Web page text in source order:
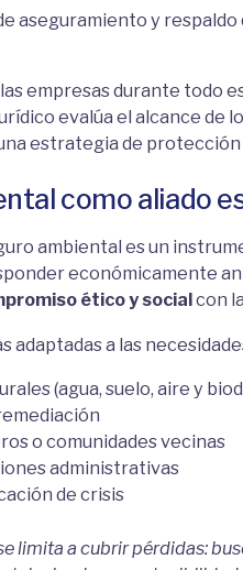
aseguramiento y
empresas durante todo
evalúa el alcance de
estrategia de
como aliado
ambiental es un
económicamente
ético y socialcon
adaptadas a las
(agua, suelo, aire y
o comunidades vecinas
administrativas
de crisis
limita a cubrir pérdidas: